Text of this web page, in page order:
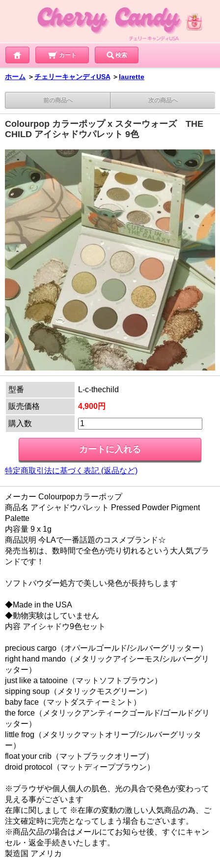
カート 検索
ホーム ＞チェリーキャンディUSA ＞ laurette
前の商品へ 次の商品へ
Colourpop カラーポップ x スターウォーズ THE
CHILD アイシャドウパレット 9色
型番
L-c-thechild
販売価格
4,900円
購入数
特定商取引法に基づく表記 (返品など)
メーカー Colourpopカラーポップ
商品名 アイシャドウパレット Pressed Powder Pigment
Palette
内容量 9 x 1g
商品説明 今LAで一番話題のコスメブランド☆
発売当初は、数時間で全色が売り切れるという大人気ブラ
ンドです！
ソフトパウダー処方で美しい発色が長持ちします
◆Made in the USA
◆動物実験はしていません
内容 アイシャドウ9色セット
precious cargo（オパールゴールド/シルバーグリッター）
right hand mando（メタリックアイシーモス/シルバーグリ
ッター）
just like a tatooine（マットソフトブラウン）
sipping soup（メタリックモスグリーン）
baby face（マットダスティーミント）
the force（メタリックアンティークゴールド/ゴールドグリ
ッター）
little frog（メタリックマットオリーブ/シルバーグリッタ
ー）
float your crib（マットブラックオリーブ）
droid protocol（マットディープブラウン）
※ブラウザや個人個人の肌色、光の具合で発色が変わって
見える事がございます
在庫に関しまして ※在庫の変動の激しい人気商品の為、ご
注文確定時に完売となってしまう場合もございます。
※商品欠品の場合はメールにてお知らせ後、すぐにキャン
セル・返金手続きいたします。
製造国 アメリカ